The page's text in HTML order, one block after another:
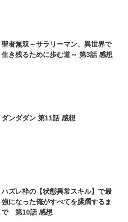
聖者無双～サラリーマン、異世界で
生き残るために歩む道～ 第3話 感想
ダンダダン 第11話 感想
ハズレ枠の【状態異常スキル】で最
強になった俺がすべてを蹂躙するま
で 第10話 感想